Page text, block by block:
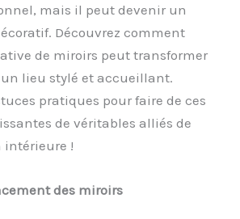
mais il peut devenir un
Découvrez comment
de miroirs peut transformer
lieu stylé et accueillant.
pratiques pour faire de ces
de véritables alliés de
intérieure !
des miroirs